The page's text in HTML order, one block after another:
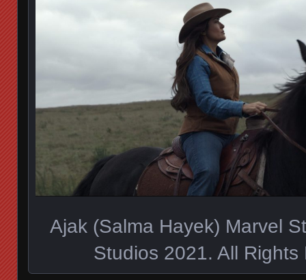
Ajak (Salma Hayek) Marvel
Studios 2021. All Rights